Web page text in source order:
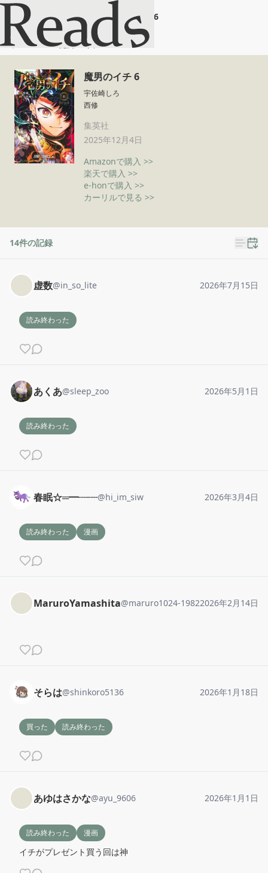
魔男のイチ 6
ホーム 魔男のイチ 6
魔男のイチ 6
宇佐崎しろ
西修
集英社
2025年12月4日
Amazonで購入 >>
楽天で購入 >>
e-honで購入 >>
カーリルで見る >>
14件の記録
虚数@in_so_lite 2026年7月15日
読み終わった
あくあ@sleep_zoo 2026年5月1日
読み終わった
春眠☆═━┈┈@hi_im_siw 2026年3月4日
読み終わった 漫画
MaruroYamashita@maruro1024-19822026年2月14日
そらは@shinkoro5136 2026年1月18日
買った 読み終わった
あゆはさかな@ayu_9606 2026年1月1日
読み終わった 漫画
イチがプレゼント買う回は神